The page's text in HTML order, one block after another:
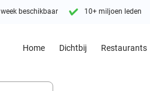
beschikbaar 10+ miljoen leden
Home Dichtbij Restaurants